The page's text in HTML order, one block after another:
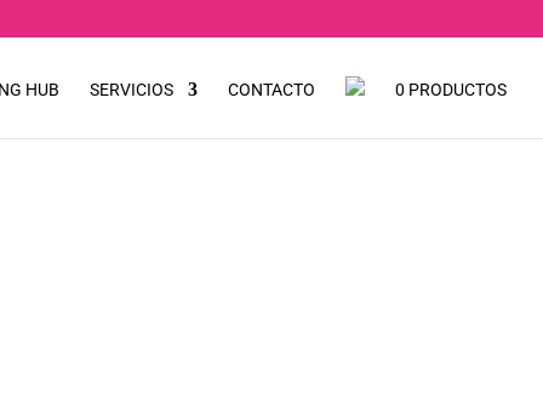
HUB SERVICIOS CONTACTO 0 PRODUCTOS